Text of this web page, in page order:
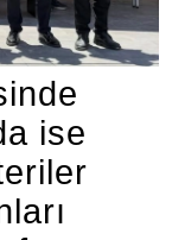
ise